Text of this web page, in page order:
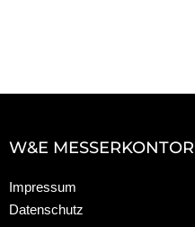
W&E MESSERKONTOR
Impressum
Datenschutz